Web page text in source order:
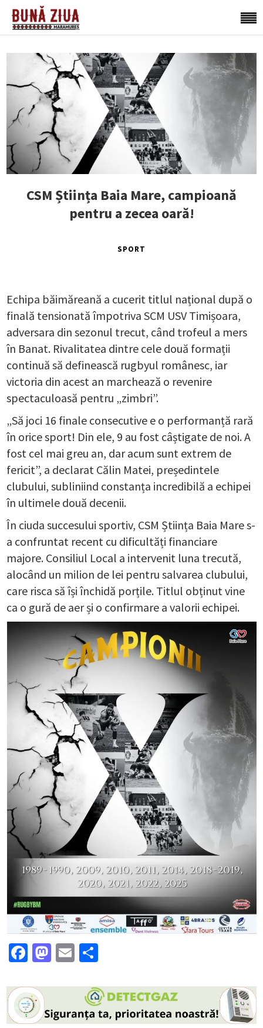
CSM Știința Baia Mare, campioană
pentru a zecea oară!
SPORT
Echipa băimăreană a cucerit titlul național după o
finală tensionată împotriva SCM USV Timișoara,
adversara din sezonul trecut, când trofeul a mers
în Banat. Rivalitatea dintre cele două formații
continuă să definească rugbyul românesc, iar
victoria din acest an marchează o revenire
spectaculoasă pentru „zimbri”.
„Să joci 16 finale consecutive e o performanță rară
în orice sport! Din ele, 9 au fost câștigate de noi. A
fost cel mai greu an, dar acum sunt extrem de
fericit”, a declarat Călin Matei, președintele
clubului, subliniind constanța incredibilă a echipei
în ultimele două decenii.
În ciuda succesului sportiv, CSM Știința Baia Mare s-
a confruntat recent cu dificultăți financiare
majore. Consiliul Local a intervenit luna trecută,
alocând un milion de lei pentru salvarea clubului,
care risca să își închidă porțile. Titlul obținut vine
ca o gură de aer și o confirmare a valorii echipei.
Facebook
Mastodon
Email